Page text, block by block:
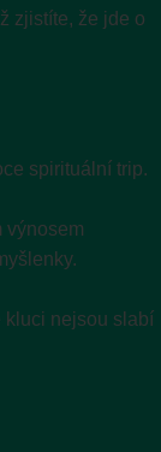
zjistíte, že jde o
spirituální trip.
výnosem
kluci nejsou slabí